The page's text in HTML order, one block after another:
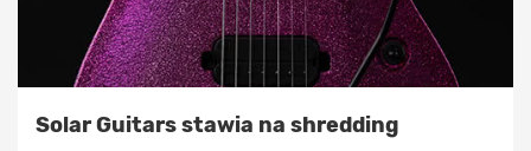
Solar Guitars stawia na shredding